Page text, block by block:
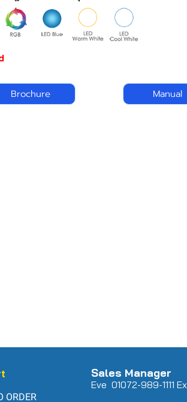
Brochure Manual
ORDER
Sales Manager
Eve 01072-989-1111